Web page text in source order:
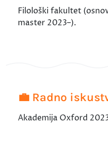
Filološki fakultet
master 2023–).
💼 Radno
Akademija Oxford